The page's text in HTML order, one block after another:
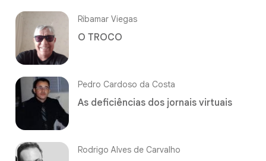
Ribamar Viegas
O TROCO
Pedro Cardoso da Costa
As deficiências dos jornais virtuais
Rodrigo Alves de Carvalho